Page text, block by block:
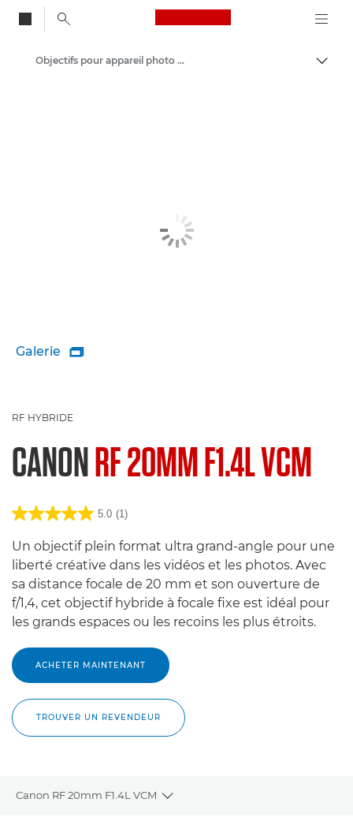
Canon Logo, back
Objectifs pour appareil photo Canon
Galerie 
RF HYBRIDE
CANONRF 20MM F1.4L VCM
5.0 (1)
Un objectif plein format ultra grand-angle pour une
liberté créative dans les vidéos et les photos. Avec
sa distance focale de 20 mm et son ouverture de
f/1,4, cet objectif hybride à focale fixe est idéal pour
les grands espaces ou les recoins les plus étroits.
ACHETER MAINTENANT
TROUVER UN REVENDEUR
Canon RF 20mm F1.4L VCM
Toggle breadcrumbs